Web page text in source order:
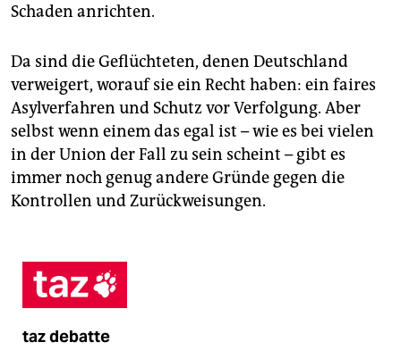
Schaden anrichten.
Da sind die Geflüchteten, denen Deutschland
verweigert, worauf sie ein Recht haben: ein faires
Asylverfahren und Schutz vor Verfolgung. Aber
selbst wenn einem das egal ist – wie es bei vielen
in der Union der Fall zu sein scheint – gibt es
immer noch genug andere Gründe gegen die
Kontrollen und Zurückweisungen.
taz debatte